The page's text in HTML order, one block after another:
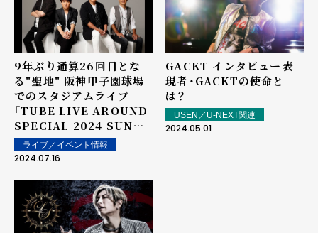
9年ぶり通算26回目とな
る"聖地" 阪神甲子園球場
でのスタジアムライブ
「TUBE LIVE AROUND
SPECIAL 2024 SUN
CUE 4 OAR」開催。阪神
甲子園球場100周年を飾
ゲストにGACKT も登
場！！
ライブ／イベント情報
2024.07.16
GACKT インタビュー――表
現者・GACKTの使命と
は？
USEN／U-NEXT関連
2024.05.01